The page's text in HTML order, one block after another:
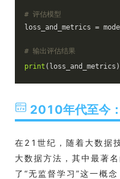
# 评估模型
loss_and_metrics =
# 输出评估结果
print (loss_and_metrics)
2010年代至今
在21世纪，随着大数据
大数据方法，其中最著
了“无监督学习”这一概